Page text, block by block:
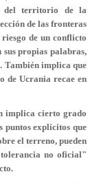
del territorio de la
de las fronteras
de un conflicto
sus propias palabras,
También implica que
de Ucrania recae en
implica cierto grado
puntos explícitos que
el terreno, pueden
no oficial"